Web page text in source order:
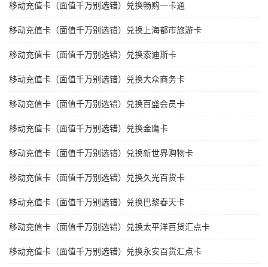
移动充值卡（面值千万别选错）兑换畅购一卡通
移动充值卡（面值千万别选错）兑换上海都市旅游卡
移动充值卡（面值千万别选错）兑换索迪斯卡
移动充值卡（面值千万别选错）兑换大众商务卡
移动充值卡（面值千万别选错）兑换百盛会员卡
移动充值卡（面值千万别选错）兑换金鹰卡
移动充值卡（面值千万别选错）兑换新世界购物卡
移动充值卡（面值千万别选错）兑换久光百货卡
移动充值卡（面值千万别选错）兑换巴黎春天卡
移动充值卡（面值千万别选错）兑换太平洋百货汇点卡
移动充值卡（面值千万别选错）兑换永安百货汇点卡